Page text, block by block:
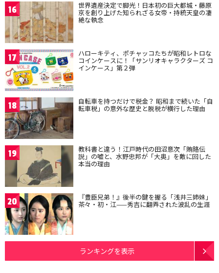
16 世界遺産決定で脚光！日本初の巨大都城・藤原
京を創り上げた知られざる女帝・持統天皇の凄
絶な執念
17 ハローキティ、ポチャッコたちが昭和レトロな
コインケースに！「サンリオキャラクターズ コ
インケース」第２弾
18 自転車を持つだけで税金？ 昭和まで続いた「自
転車税」の意外な歴史と脱税が横行した理由
19 教科書と違う！江戸時代の田沼意次「賄賂伝
説」の嘘と、水野忠邦が「大奥」を敵に回した
本当の理由
20 『豊臣兄弟！』後半の鍵を握る「浅井三姉妹」
茶々・初・江——秀吉に翻弄された波乱の生涯
ランキングを表示